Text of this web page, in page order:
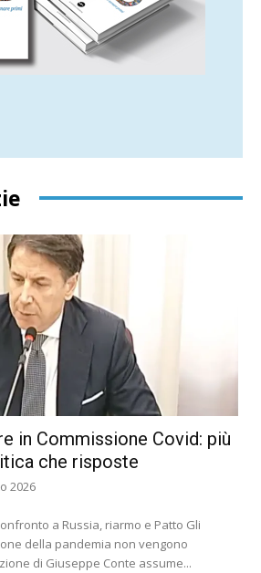
in Commissione Covid: più
che risposte
2026
a Russia, riarmo e Patto Gli
della pandemia non vengono
di Giuseppe Conte assume...